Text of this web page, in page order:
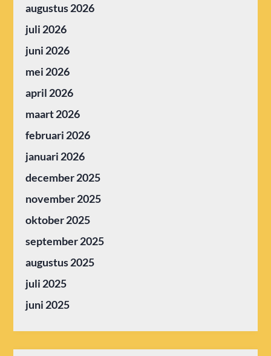
augustus 2026
juli 2026
juni 2026
mei 2026
april 2026
maart 2026
februari 2026
januari 2026
december 2025
november 2025
oktober 2025
september 2025
augustus 2025
juli 2025
juni 2025